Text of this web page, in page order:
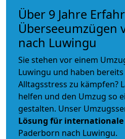
Über 9 Jahre
Überseeumzügen
nach Luwingu
Sie stehen vor einem
Luwingu und haben
Alltagsstress zu kämpfen?
helfen und den Umzug so
gestalten. Unser
Lösung für internationale
Paderborn nach Luwingu.